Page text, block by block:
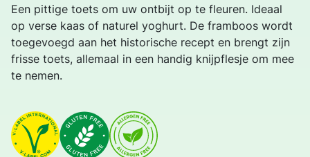
Een pittige toets om uw ontbijt op te fleuren. Ideaal
op verse kaas of naturel yoghurt. De framboos wordt
toegevoegd aan het historische recept en brengt zijn
frisse toets, allemaal in een handig knijpflesje om mee
te nemen.